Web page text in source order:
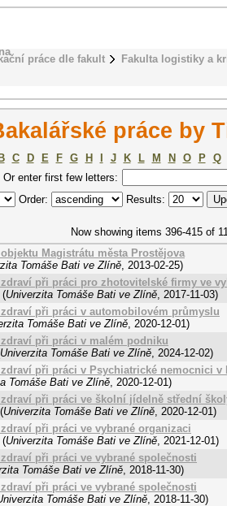
práce dle fakult
Fakulta logistiky a
práce by
B C D E F G H J K L M N O P
Q
Or enter first few letters:
Order: Results:
Now showing items 396-415 of
Magistrátu města Prostějova
Tomáše Bati ve Zlíně, 2013-02-25)
zdraví při práci pro zhotovitelské firmy ve
(Univerzita Tomáše Bati ve Zlíně, 2017-11-03)
zdraví při práci v automobilovém průmyslu
Tomáše Bati ve Zlíně, 2020-12-01)
zdraví při práci v malém podniku
Univerzita Tomáše Bati ve Zlíně, 2024-12-02)
zdraví při práci v Psychiatrické nemocnici v
Tomáše Bati ve Zlíně, 2020-12-01)
zdraví při práci ve školní jídelně střední
(Univerzita Tomáše Bati ve Zlíně, 2020-12-01)
při práci ve vybrané organizaci
(Univerzita Tomáše Bati ve Zlíně, 2021-12-01)
při práci ve vybrané společnosti
Tomáše Bati ve Zlíně, 2018-11-30)
při práci ve vybrané společnosti
Tomáše Bati ve Zlíně, 2018-11-30)